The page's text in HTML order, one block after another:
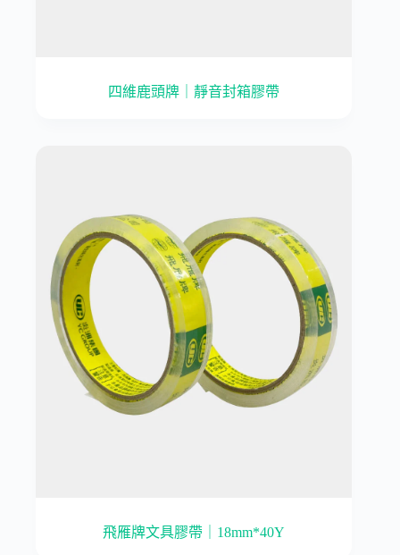
四維鹿頭牌｜靜音封箱膠帶
飛雁牌文具膠帶｜18mm*40Y